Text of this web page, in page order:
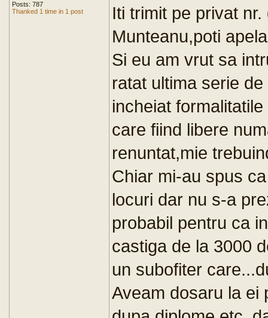
Posts: 787
Thanked 1 time in 1 post
Iti trimit pe privat
Munteanu,poti
Si eu am vrut sa
ratat ultima serie
incheiat
care fiind libere
renuntat,mie
Chiar mi-au spus
locuri dar nu s-a
probabil pentru ca
castiga de la 3000
un subofiter
Aveam dosaru la ei